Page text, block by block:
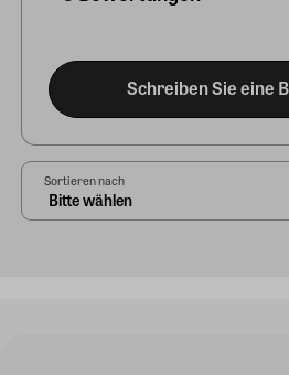
Schreiben Sie eine
Sortieren nach